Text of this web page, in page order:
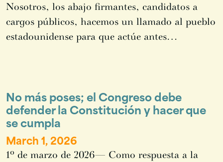
Nosotros, los abajo firmantes, candidatos a
cargos públicos, hacemos un llamado al pueblo
estadounidense para que actúe antes…
No más poses; el Congreso debe
defender la Constitución y hacer que
se cumpla
March 1, 2026
1º de marzo de 2026— Como respuesta a la